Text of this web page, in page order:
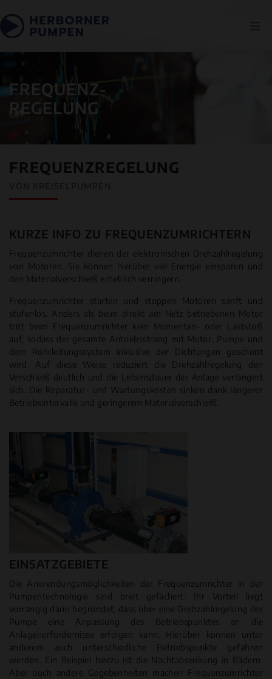
FREQUENZ-
REGELUNG
FREQUENZREGELUNG
KURZE INFO ZU FREQUENZUMRICHTERN
Frequenzumrichter dienen der elektronischen Drehzahlregelung
von Motoren. Sie können hierüber viel Energie einsparen und
den Materialverschleiß erheblich verringern.
Frequenzumrichter starten und stoppen Motoren sanft und
stufenlos. Anders als beim direkt am Netz betriebenen Motor
tritt beim Frequenzumrichter kein Momentan- oder Laststoß
auf, sodass der gesamte Antriebsstrang mit Motor, Pumpe und
dem Rohrleitungssystem inklusive der Dichtungen geschont
wird. Auf diese Weise reduziert die Drehzahlregelung den
Verschleiß deutlich und die Lebensdauer der Anlage verlängert
sich. Die Reparatur- und Wartungskosten sinken dank längerer
Betriebsintervalle und geringerem Materialverschleiß.
EINSATZGEBIETE
Die Anwendungsmöglichkeiten der Frequenzumrichter in der
Pumpentechnologie sind breit gefächert: Ihr Vorteil liegt
vorrangig darin begründet, dass über eine Drehzahlregelung der
Pumpe eine Anpassung des Betriebspunktes an die
Anlagenerfordernisse erfolgen kann. Hierüber können unter
anderem auch unterschiedliche Betriebspunkte gefahren
werden. Ein Beispiel hierzu ist die Nachtabsenkung in Bädern.
Aber auch andere Gegebenheiten machen Frequenzumrichter